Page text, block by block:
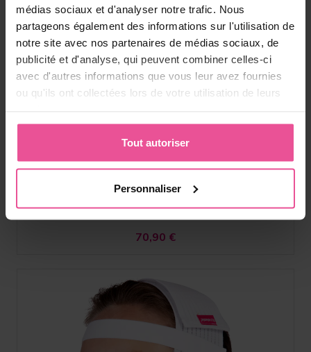
médias sociaux et d'analyser notre trafic. Nous
partageons également des informations sur l'utilisation de
notre site avec nos partenaires de médias sociaux, de
publicité et d'analyse, qui peuvent combiner celles-ci
avec d'autres informations que vous leur avez fournies
ou qu'ils ont collectées lors de votre utilisation de leurs
Tout autoriser
Personnaliser
Blanc
FM extra
Gaine faciale unisexe - avec couverture du cou et double
70,90 €